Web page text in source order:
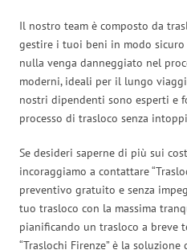
Il nostro team è composto da
gestire i tuoi beni in modo sicuro
nulla venga danneggiato nel
moderni, ideali per il lungo
nostri dipendenti sono esperti e
processo di trasloco senza
Se desideri saperne di più sui
incoraggiamo a contattare
preventivo gratuito e senza
tuo trasloco con la massima
pianificando un trasloco a breve
“Traslochi Firenze” è la soluzione